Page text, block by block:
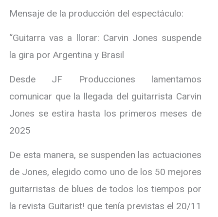
Mensaje de la producción del espectáculo:
“Guitarra vas a llorar: Carvin Jones suspende
la gira por Argentina y Brasil
Desde JF Producciones lamentamos
comunicar que la llegada del guitarrista Carvin
Jones se estira hasta los primeros meses de
2025
De esta manera, se suspenden las actuaciones
de Jones, elegido como uno de los 50 mejores
guitarristas de blues de todos los tiempos por
la revista Guitarist! que tenía previstas el 20/11